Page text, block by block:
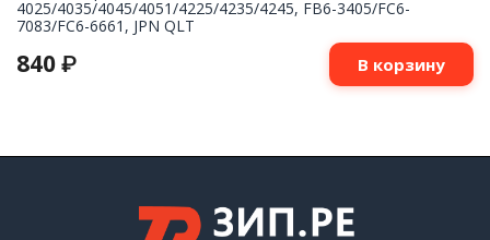
4025/4035/4045/4051/4225/4235/4245, FB6-3405/FC6-
7083/FC6-6661, JPN QLT
840 ₽ В корзину